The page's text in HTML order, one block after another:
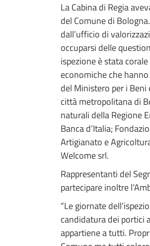
La Cabina di Regia
del Comune di
dall’ufficio di
occuparsi delle
ispezione è stata
economiche che
del Ministero per i Beni
città metropolitana di
naturali della Regione
Banca d’Italia;
Artigianato e
Welcome srl.
Rappresentanti del
partecipare inoltre
“Le giornate
candidatura dei portici
appartiene a tutti.